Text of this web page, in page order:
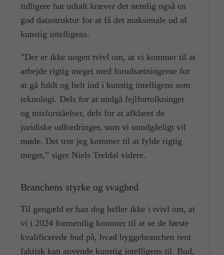
tidligere har udtalt kræver det nemlig også en
god datastruktur for at få det maksimale ud af
kunstig intelligens.
”Der er ikke nogen tvivl om, at vi kommer til at
arbejde rigtig meget med forudsætningerne for
at gå fuldt og helt ind i kunstig intelligens som
teknologi. Dels for at undgå fejlfortolkninger
og misforståelser, dels for at afklaret de
juridiske udfordringer, som vi uundgåeligt vil
møde. Det tror jeg kommer til at fylde rigtig
meget,” siger Niels Treldal videre.
Branchens styrke og svaghed
Til gengæld er han dog heller ikke i tvivl om, at
vi i 2024 formentlig kommer til at se de første
kvalificerede bud på, hvad byggebranchen rent
faktisk kan anvende kunstig intelligens til. Bud,